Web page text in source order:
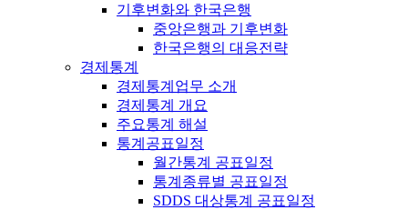
기후변화와 한국은행
중앙은행과 기후변화
한국은행의 대응전략
경제통계
경제통계업무 소개
경제통계 개요
주요통계 해설
통계공표일정
월간통계 공표일정
통계종류별 공표일정
SDDS 대상통계 공표일정